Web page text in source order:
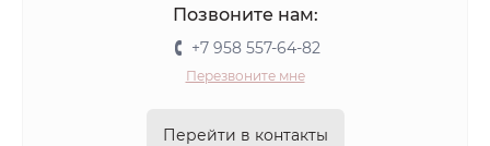
Позвоните нам:
+7 958 557-64-82
Перезвоните мне
Перейти в контакты